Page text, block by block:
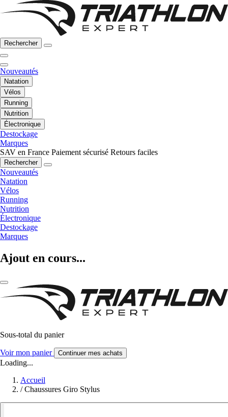
Rechercher
Nouveautés
Natation
Vélos
Running
Nutrition
Électronique
Destockage
Marques
SAV en France Paiement sécurisé Retours faciles
Rechercher
Nouveautés
Natation
Vélos
Running
Nutrition
Électronique
Destockage
Marques
Ajout en cours...
Sous-total du panier
Voir mon panier Continuer mes achats
Loading...
Accueil
/ Chaussures Giro Stylus